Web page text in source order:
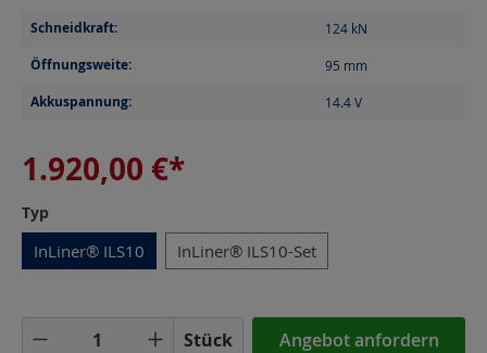
1.920,00 €*
Schneidkraft: 124 kN
Öffnungsweite: 95 mm
Akkuspannung: 14.4V
Typ
InLiner® ILS10 InLiner® ILS10-Set
Produkt Anzahl: Gib den gewünschten
Stück Angebot anfordern